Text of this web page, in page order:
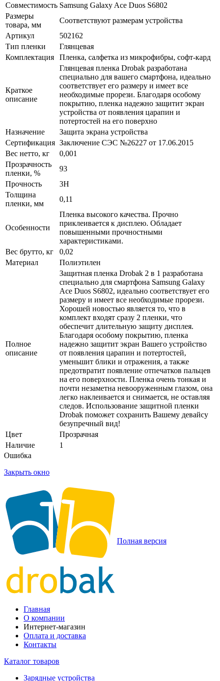
Совместимость Samsung Galaxy Ace Duos S6802
Размеры
товара, мм
Соответствуют размерам устройства
Артикул
502162
Тип пленки
Глянцевая
Комплектация
Пленка, салфетка из микрофибры, софт-кард
Краткое
описание
Глянцевая пленка Drobak разработана
специально для вашего смартфона, идеально
соответствует его размеру и имеет все
необходимые прорези. Благодаря особому
покрытию, пленка надежно защитит экран
устройства от появления царапин и
потертостей на его поверхно
Назначение
Защита экрана устройства
Сертификация Заключение СЭС №26227 от 17.06.2015
Вес нетто, кг
0,001
Прозрачность
пленки, %
93
Прочность
3H
Толщина
пленки, мм
0,11
Особенности
Пленка высокого качества. Прочно
приклеивается к дисплею. Обладает
повышенными прочностными
характеристиками.
Вес брутто, кг
0,02
Материал
Полиэтилен
Полное
описание
Защитная пленка Drobak 2 в 1 разработана
специально для смартфона Samsung Galaxy
Ace Duos S6802, идеально соответствует его
размеру и имеет все необходимые прорези.
Хорошей новостью является то, что в
комплект входят сразу 2 пленки, что
обеспечит длительную защиту дисплея.
Благодаря особому покрытию, пленка
надежно защитит экран Вашего устройство
от появления царапин и потертостей,
уменьшит блики и отражения, а также
предотвратит появление отпечатков пальцев
на его поверхности. Пленка очень тонкая и
почти незаметна невооруженным глазом, она
легко наклеивается и снимается, не оставляя
следов. Использование защитной пленки
Drobak поможет сохранить Вашему девайсу
безупречный вид!
Цвет
Прозрачная
Наличие
1
Ошибка
Закрыть окно
Полная версия
Главная
О компании
Интернет-магазин
Оплата и доставка
Контакты
Каталог товаров
Зарядные устройства